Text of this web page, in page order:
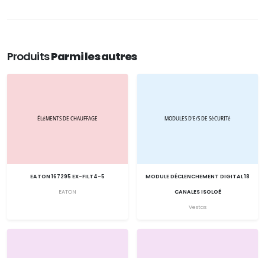
ProduitsParmi les autres
EATON 167295 EX-FILT4-5
EATON
MODULE DÉCLENCHEMENT DIGITAL 18
CANALES ISOLOÉ
Vestas